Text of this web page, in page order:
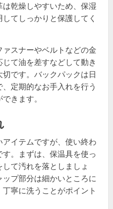
乾燥しやすいため、保湿
てしっかりと保護してく
スナーやベルトなどの金
て油を差すなどして動き
です。バックパックは日
定期的なお手入れを行う
きます。
イテムですが、使い終わ
。まずは、保温具を使っ
て汚れを落としましょ
プ部分は細かいところに
寧に洗うことがポイント